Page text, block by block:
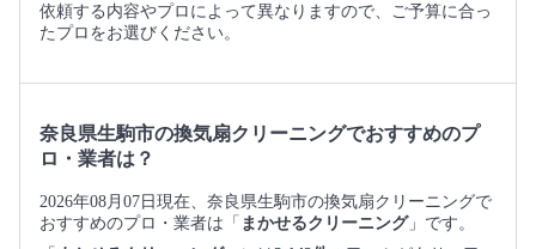
依頼する内容やプロによって異なりますので、ご予算に合っ
たプロをお選びください。
奈良県生駒市の換気扇クリーニングでおすすめのプ
ロ・業者は？
2026年08月07日現在、奈良県生駒市の換気扇クリーニングで
おすすめのプロ・業者は「 まかせるクリーニング」です。